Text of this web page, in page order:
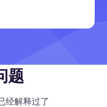
题
经解释过了